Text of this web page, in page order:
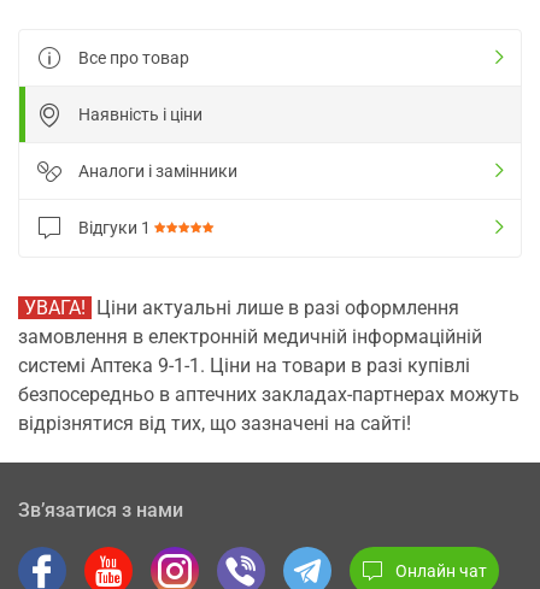
Все про товар
Наявність і ціни
Аналоги і замінники
Відгуки 1
УВАГА! Ціни актуальні лише в разі оформлення
замовлення в електронній медичній інформаційній
системі Аптека 9-1-1. Ціни на товари в разі купівлі
безпосередньо в аптечних закладах-партнерах можуть
відрізнятися від тих, що зазначені на сайті!
Зв’язатися з нами
Онлайн чат